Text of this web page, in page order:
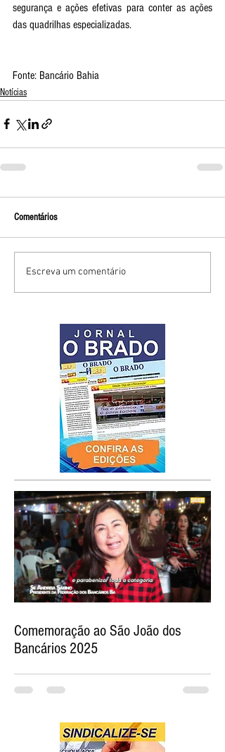
segurança e ações efetivas para conter as ações
das quadrilhas especializadas.
Fonte: Bancário Bahia
Notícias
Comentários
Escreva um comentário
Comemoração ao São João dos
Bancários 2025